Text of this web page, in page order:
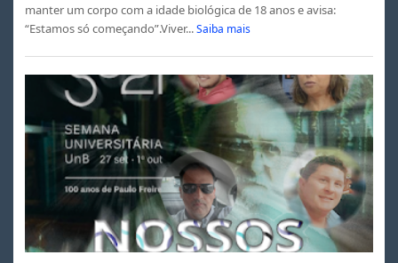
manter um corpo com a idade biológica de 18 anos e avisa:
“Estamos só começando”.Viver... Saiba mais